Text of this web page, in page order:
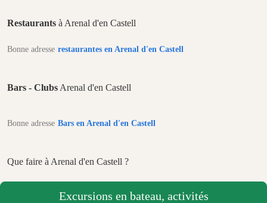
Restaurants à Arenal d'en Castell
Bonne adresse restaurantes en Arenal d'en Castell
Bars - ClubsArenal d'en Castell
Bonne adresse Bars en Arenal d'en Castell
Que faire à Arenal d'en Castell ?
Excursions en bateau, activités